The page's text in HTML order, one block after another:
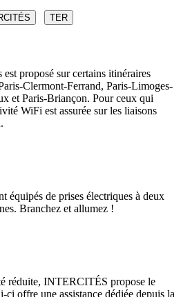
TER
proposé sur certains itinéraires
Clermont-Ferrand, Paris-Limoges-
et Paris-Briançon. Pour ceux qui
WiFi est assurée sur les liaisons
équipés de prises électriques à deux
Branchez et allumez !
réduite, INTERCITÉS propose le
ci offre une assistance dédiée depuis la